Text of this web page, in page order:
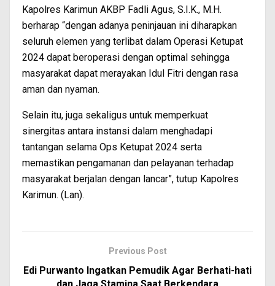
Kapolres Karimun AKBP Fadli Agus, S.I.K., M.H.
berharap “dengan adanya peninjauan ini diharapkan
seluruh elemen yang terlibat dalam Operasi Ketupat
2024 dapat beroperasi dengan optimal sehingga
masyarakat dapat merayakan Idul Fitri dengan rasa
aman dan nyaman.
Selain itu, juga sekaligus untuk memperkuat
sinergitas antara instansi dalam menghadapi
tantangan selama Ops Ketupat 2024 serta
memastikan pengamanan dan pelayanan terhadap
masyarakat berjalan dengan lancar”, tutup Kapolres
Karimun. (Lan).
Previous Post
Edi Purwanto Ingatkan Pemudik Agar Berhati-hati
dan Jaga Stamina Saat Berkendara